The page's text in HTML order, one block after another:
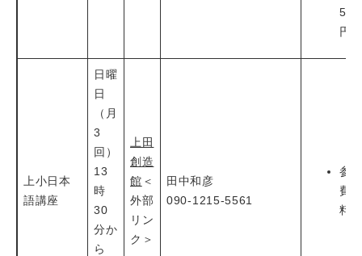
500
円
上小日本
語講座
日曜
日
（月
3
回）
13
時
30
分か
ら
上田
創造
館 ＜
外部
リン
ク＞
田中和彦
090-1215-5561
参
費
料